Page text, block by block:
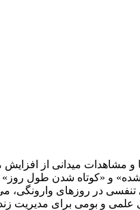
مشاهدات میدانی از
در روزهای وارونگی،
علمی و بومی برای